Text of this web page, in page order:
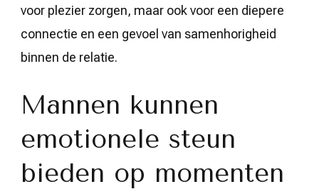
voor plezier zorgen, maar ook voor een diepere
connectie en een gevoel van samenhorigheid
binnen de relatie.
Mannen kunnen
emotionele steun
bieden op momenten